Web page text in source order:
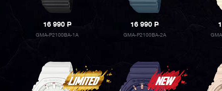
16 990P
GMA-P2100BA-1A
16 990P
GMA-P2100BA-2A